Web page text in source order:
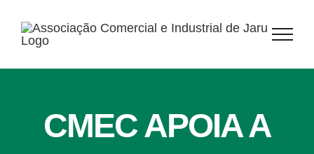
para
CMEC APOIA A